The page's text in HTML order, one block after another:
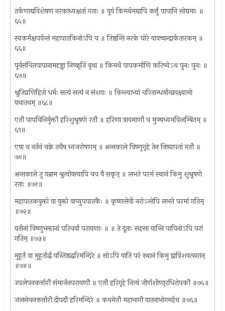
तर्कणाद्यविशेषण नरकाध्यक्षतां गताः ॥ यूयं किमर्थमद्यापि कर्त्तुं पापानि सोद्यमाः ॥
६५॥
स्वकर्मक्षपर्यन्तं महापातकिनोऽपि च ॥ तिष्ठन्ति नरके घोरे यावच्चन्द्रार्कतारकम् ॥
६६॥
पूर्वसंचितपापानामदृष्ट्वा निष्कृतिं वृथा ॥ किमर्थं पापकर्माणि करिष्येऽथ पुनः पुनः ॥
६७॥
श्रुतिप्रणिहितो धर्मः सत्यं सत्यं न संशयः ॥ किन्त्वाभ्यां चरितान्धर्मान्प्रवक्ष्यामो
यथातथम् ॥६८॥
एतौ पापविनिर्मुक्तौ हरिशुश्रूषणे रतौ ॥ हरिणा त्रायमाणौ च मुञ्चध्वमविलम्बितम् ॥
६९॥
एषा च नर्तनं चक्रे तथैष ध्वजरोषणम् ॥ अन्तकाले विष्णुगृहे तेन निष्पापतां गतौ ॥
७०॥
अन्तकाले तु यन्नाम श्रुत्वोक्त्वापि चच वै सकृत् ॥ लभते परमं स्थानं किमु शुश्रूषणे
रताः ॥७१॥
महापातकयुक्तो वा युक्तो वाप्युपपातकैः ॥ कृष्णसेवी नरोऽन्तेपि लभते परमां गतिम्
॥७२॥
यतीनां विष्णुभक्तानां परिचर्या परायणाः ॥ ॥ ते दूताः सहसा यान्ति पापिनोऽपि परां
गतिम् ॥७३॥
मुहूर्तं वा मुहूर्तार्द्ध यस्तिष्ठद्धरिमन्दिरे ॥ सोऽपि याति परं स्थानं किमु द्वात्रिंशवत्सरान्
॥७४॥
उपलेपनकर्त्तारौ संमार्जनपरायणौ ॥ एतौ हरिगृहे नित्यं जीर्णशीणा्रधिरोपकौ ॥७५॥
जलसेचनकर्त्तारौ दीपदौ हरिमन्दिरे ॥ कथमेतौ महाभागौ यातनाभोगमर्हथ ॥७६॥